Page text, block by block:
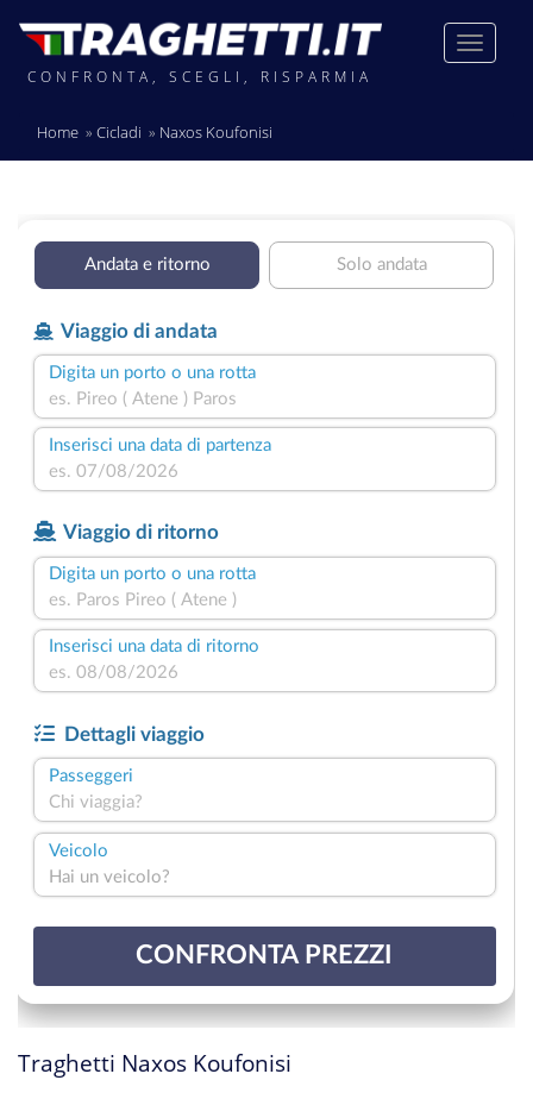
CONFRONTA, SCEGLI, RISPARMIA
Home Cicladi Naxos Koufonisi
Traghetti Naxos Koufonisi